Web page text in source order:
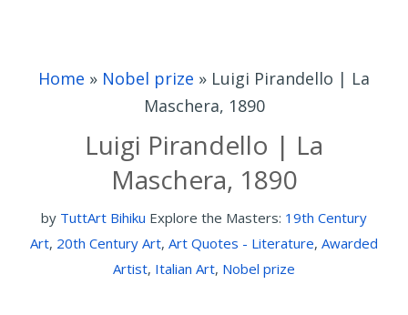
Home » Nobel prize » Luigi Pirandello | La
Maschera, 1890
Luigi Pirandello | La
Maschera, 1890
by TuttArt Bihiku Explore the Masters: 19th Century
Art, 20th Century Art, Art Quotes - Literature, Awarded
Artist, Italian Art, Nobel prize